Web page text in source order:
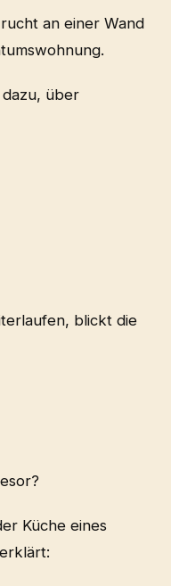
an einer Wand
über
blickt die
Küche eines